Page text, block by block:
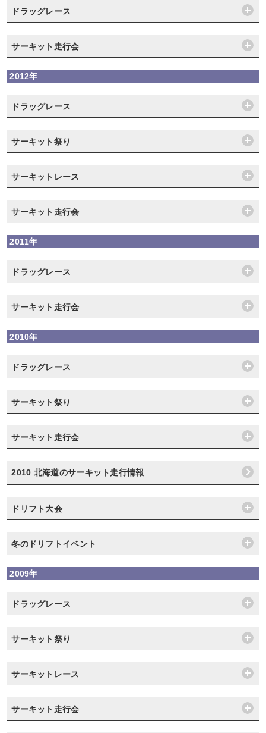
ドラッグレース
サーキット走行会
2012年
ドラッグレース
サーキット祭り
サーキットレース
サーキット走行会
2011年
ドラッグレース
サーキット走行会
2010年
ドラッグレース
サーキット祭り
サーキット走行会
2010 北海道のサーキット走行情報
ドリフト大会
冬のドリフトイベント
2009年
ドラッグレース
サーキット祭り
サーキットレース
サーキット走行会